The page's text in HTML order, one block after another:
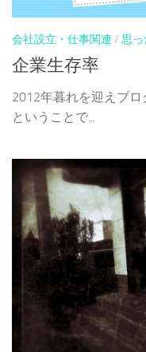
会社設立・仕事関連 / 思っ
企業生存率
2012年暮れを迎えブ
ということで...